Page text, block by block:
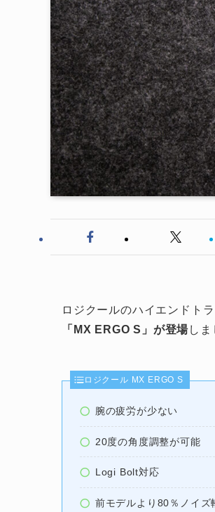
ロジクールのハイエンドト
「MX ERGO S」が登場しま
ロジクール MX ERGO S
腕の疲労が少ない
20度の角度調整が可能
Logi Bolt対応
前モデルより80％ノイズ